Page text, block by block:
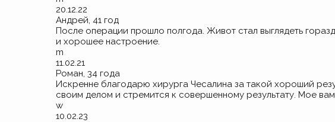
20.12.22
Андрей, 41 год
После операции прошло полгода. Живот стал выглядеть
и хорошее настроение.
m
11.02.21
Роман, 34 года
Искренне благодарю хирурга Чесалина за такой хороший
своим делом и стремится к совершенному результату. Мое
w
10.02.23